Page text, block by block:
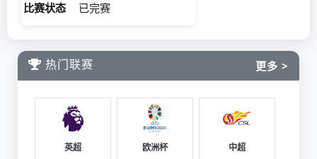
比赛状态 已完赛
热门联赛 更多 >
英超 欧洲杯 中超